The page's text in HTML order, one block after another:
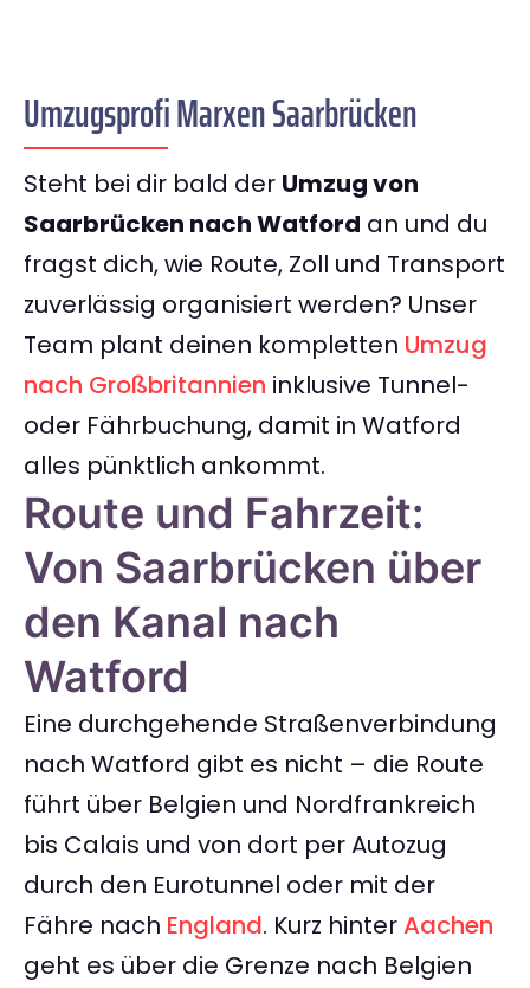
Umzugsprofi Marxen Saarbrücken
Steht bei dir bald der Umzug von
Saarbrücken nach Watford an und du
fragst dich, wie Route, Zoll und Transport
zuverlässig organisiert werden? Unser
Team plant deinen kompletten Umzug
nach Großbritannien inklusive Tunnel-
oder Fährbuchung, damit in Watford
alles pünktlich ankommt.
Route und Fahrzeit:
Von Saarbrücken über
den Kanal nach
Watford
Eine durchgehende Straßenverbindung
nach Watford gibt es nicht – die Route
führt über Belgien und Nordfrankreich
bis Calais und von dort per Autozug
durch den Eurotunnel oder mit der
Fähre nach England. Kurz hinterAachen
geht es über die Grenze nach Belgien